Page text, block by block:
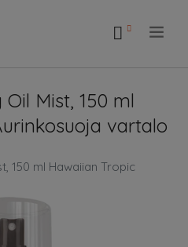
Mist, 150 ml
vartalo
150 ml Hawaiian Tropic